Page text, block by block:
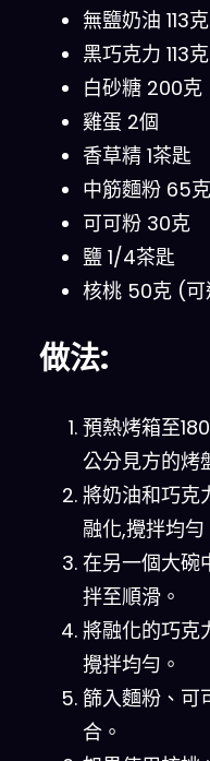
無鹽奶油 113克
黑巧克力 113
白砂糖 200克
雞蛋 2個
香草精 1茶匙
中筋麵粉 65克
可可粉 30克
鹽 1/4茶匙
核桃 50克 (可
做法:
預熱烤箱至
公分見方的烤
將奶油和巧克
融化,攪拌均勻
在另一個大碗
拌至順滑。
將融化的巧克
攪拌均勻。
篩入麵粉、可
合。